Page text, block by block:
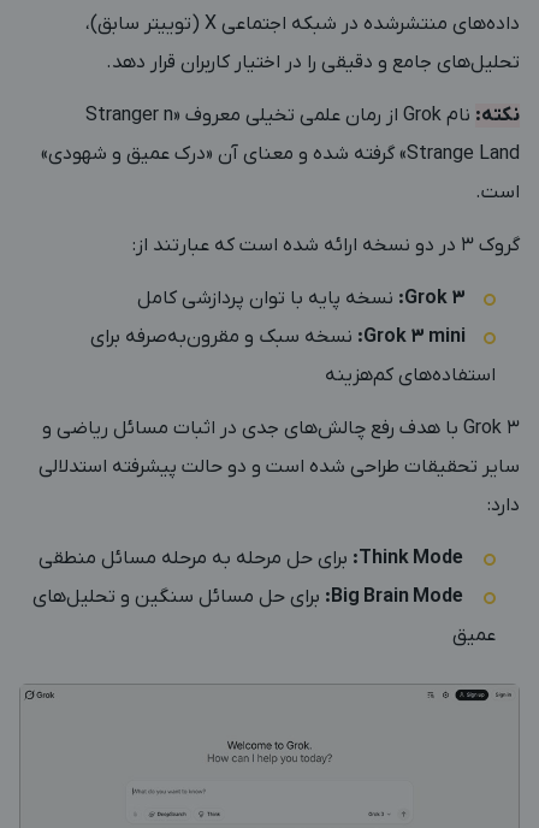
داده‌های منتشرشده در شبکه اجتماعی X (توییتر سابق)،
تحلیل‌های جامع و دقیقی را در اختیار کاربران قرار دهد.
نکته:
نام Grok از رمان علمی تخیلی معروف «Stranger n
Strange Land» گرفته شده و معنای آن «درک عمیق و شهودی»
است.
گروک 3 در دو نسخه ارائه شده است که عبارتند از:
Grok 3: نسخه پایه با توان پردازشی کامل
Grok 3 mini: نسخه سبک و مقرون‌به‌صرفه برای
استفاده‌های کم‌هزینه
Grok 3 با هدف رفع چالش‌های جدی در اثبات مسائل ریاضی و
سایر تحقیقات طراحی شده است و دو حالت پیشرفته استدلالی
دارد:
Think Mode: برای حل مرحله ‌به ‌مرحله مسائل منطقی
Big Brain Mode: برای حل مسائل سنگین و تحلیل‌های
عمیق